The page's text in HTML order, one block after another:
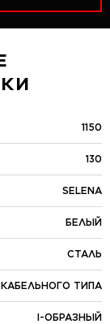
1150
130
SELENA
БЕЛЫЙ
СТАЛЬ
КАБЕЛЬНОГО ТИПА
I-ОБРАЗНЫЙ